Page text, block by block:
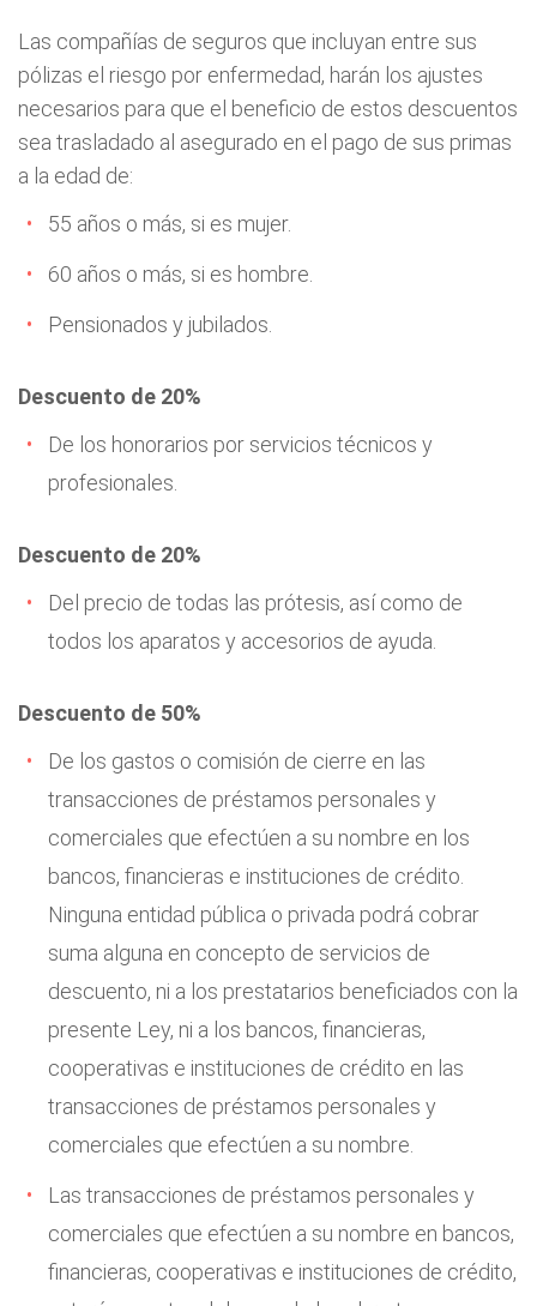
Las compañías de seguros que incluyan entre sus
pólizas el riesgo por enfermedad, harán los ajustes
necesarios para que el beneficio de estos descuentos
sea trasladado al asegurado en el pago de sus primas
a la edad de:
55 años o más, si es mujer.
60 años o más, si es hombre.
Pensionados y jubilados.
Descuento de 20%
De los honorarios por servicios técnicos y
profesionales.
Descuento de 20%
Del precio de todas las prótesis, así como de
todos los aparatos y accesorios de ayuda.
Descuento de 50%
De los gastos o comisión de cierre en las
transacciones de préstamos personales y
comerciales que efectúen a su nombre en los
bancos, financieras e instituciones de crédito.
Ninguna entidad pública o privada podrá cobrar
suma alguna en concepto de servicios de
descuento, ni a los prestatarios beneficiados con la
presente Ley, ni a los bancos, financieras,
cooperativas e instituciones de crédito en las
transacciones de préstamos personales y
comerciales que efectúen a su nombre.
Las transacciones de préstamos personales y
comerciales que efectúen a su nombre en bancos,
financieras, cooperativas e instituciones de crédito,